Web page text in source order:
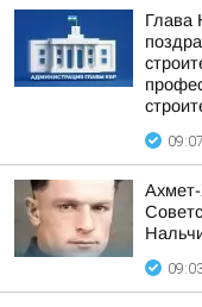
Глава
09:07